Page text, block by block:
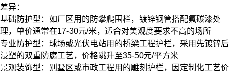
差异：
基础防护型 ：如厂区用的 防攀爬围栏，镀锌钢管搭配氟碳漆处
理，单价通常在17-30元/米，适合对美观度要求不高的场所
专业防护型 ：球场或光伏电站用的桥梁工程护栏，采用先镀锌后
浸塑的双重防腐工艺，价格跳升至35-50元/平方米
景观装饰型 ：别墅区或市政工程用的雕刻护栏，因定制化工艺价